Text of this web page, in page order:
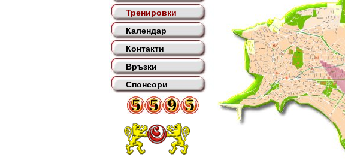
Тренировки
Календар
Контакти
Връзки
Спонсори